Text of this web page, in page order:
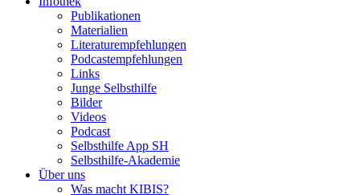
Publikationen
Materialien
Literaturempfehlungen
Podcastempfehlungen
Links
Junge Selbsthilfe
Bilder
Videos
Podcast
Selbsthilfe App SH
Selbsthilfe-Akademie
Über uns
Was macht KIBIS?